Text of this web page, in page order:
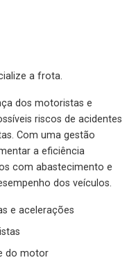
a frota.
dos motoristas e
riscos de acidentes
Com uma gestão
a eficiência
com abastecimento e
dos veículos.
e acelerações
do motor